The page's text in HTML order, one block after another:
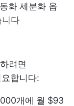
화 세분화 옵
니다
려면
합니다:
개에 월 $93